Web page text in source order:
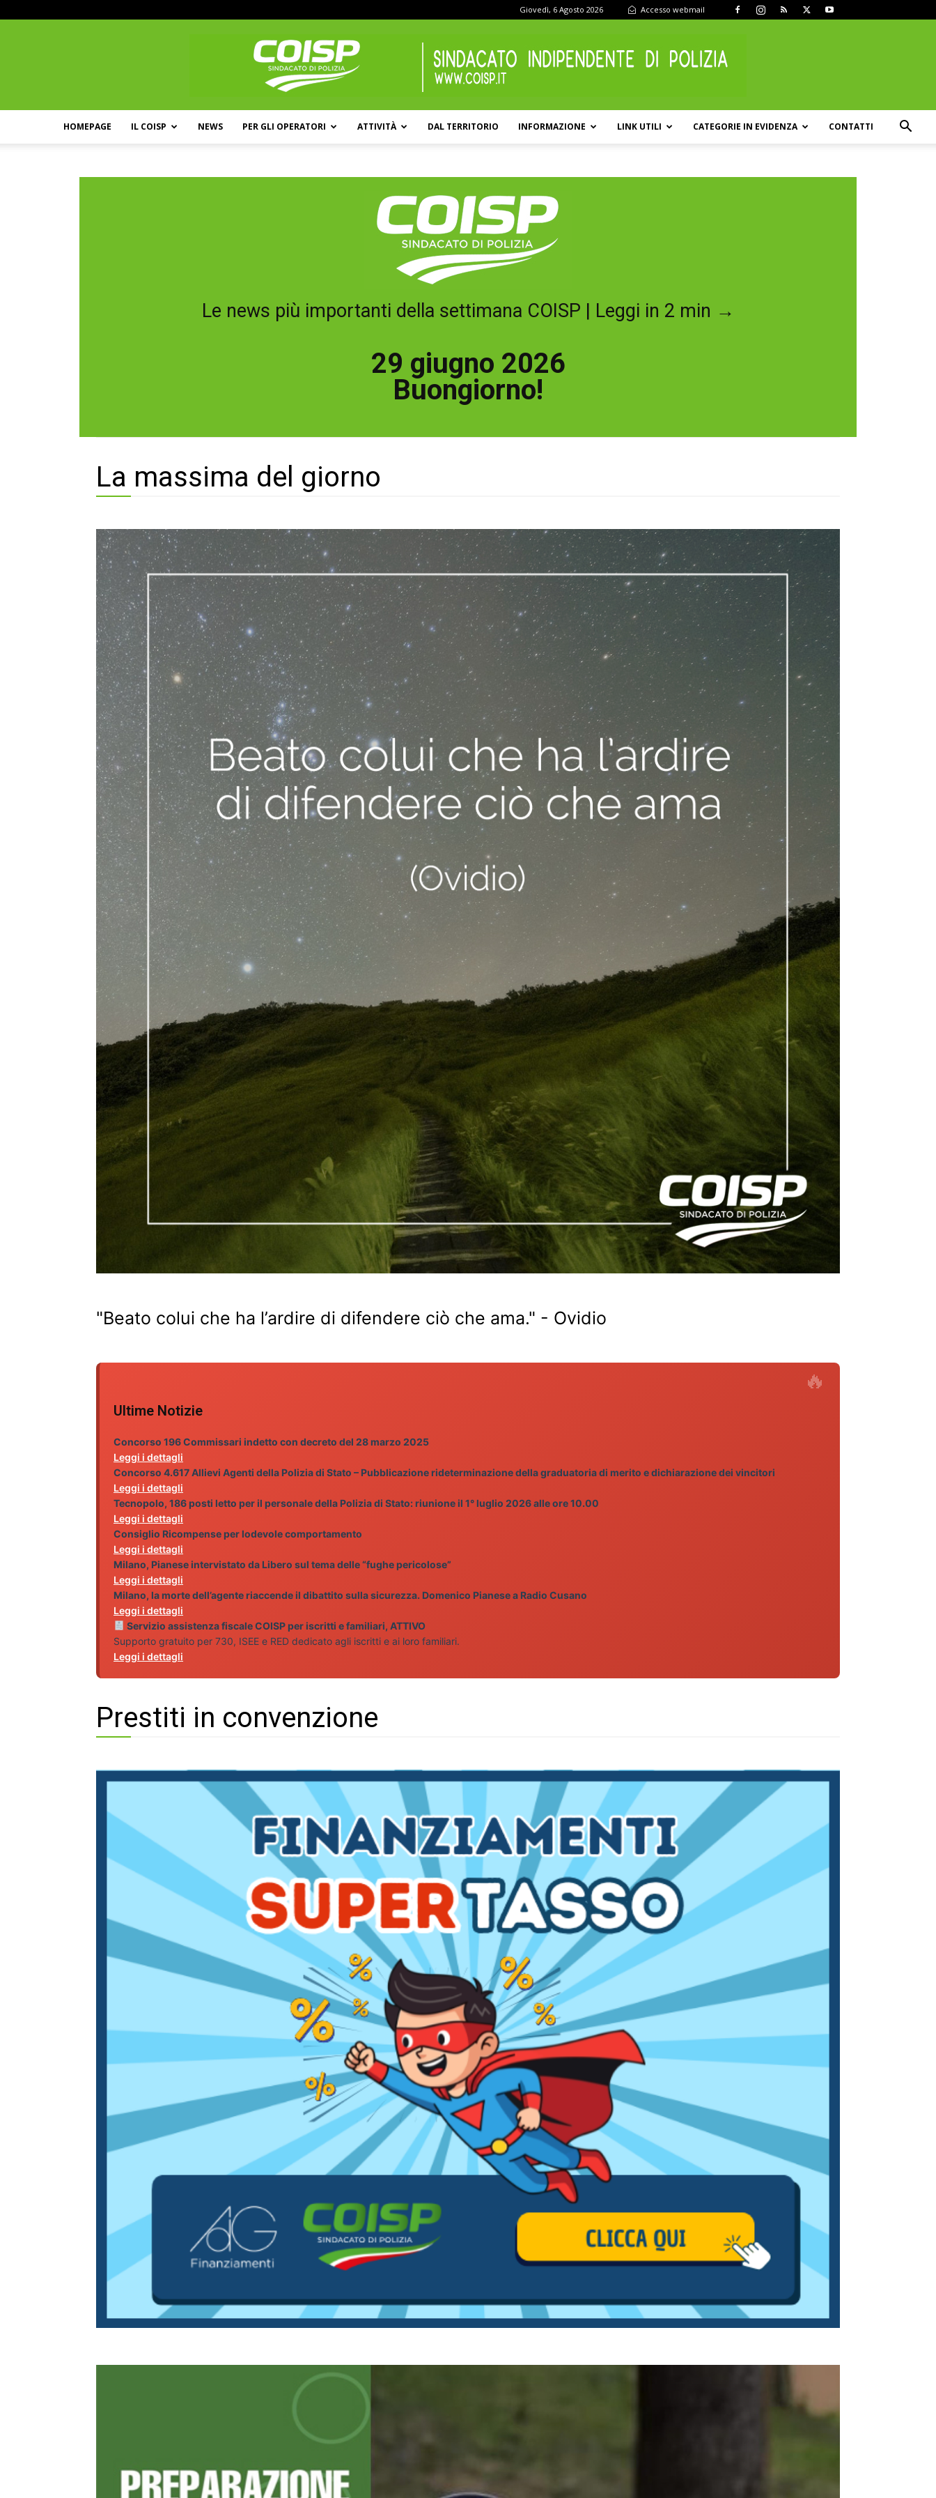
Giovedì, 6 Agosto 2026 Accesso webmail
HOMEPAGE IL COISP NEWS PER GLI OPERATORI ATTIVITÀ DAL TERRITORIO INFORMAZIONE LINK UTILI CATEGORIE IN EVIDENZA CONTATTI
Le news più importanti della settimana COISP | Leggi in 2 min →
29 giugno 2026
Buongiorno!
La massima del giorno
"Beato colui che ha l’ardire di difendere ciò che ama." - Ovidio
Ultime Notizie
Concorso 196 Commissari indetto con decreto del 28 marzo 2025
Leggi i dettagli
Concorso 4.617 Allievi Agenti della Polizia di Stato – Pubblicazione rideterminazione della graduatoria di merito e dichiarazione dei vincitori
Leggi i dettagli
Tecnopolo, 186 posti letto per il personale della Polizia di Stato: riunione il 1° luglio 2026 alle ore 10.00
Leggi i dettagli
Consiglio Ricompense per lodevole comportamento
Leggi i dettagli
Milano, Pianese intervistato da Libero sul tema delle “fughe pericolose”
Leggi i dettagli
Milano, la morte dell’agente riaccende il dibattito sulla sicurezza. Domenico Pianese a Radio Cusano
Leggi i dettagli
Servizio assistenza fiscale COISP per iscritti e familiari, ATTIVO
Supporto gratuito per 730, ISEE e RED dedicato agli iscritti e ai loro familiari.
Leggi i dettagli
Prestiti in convenzione